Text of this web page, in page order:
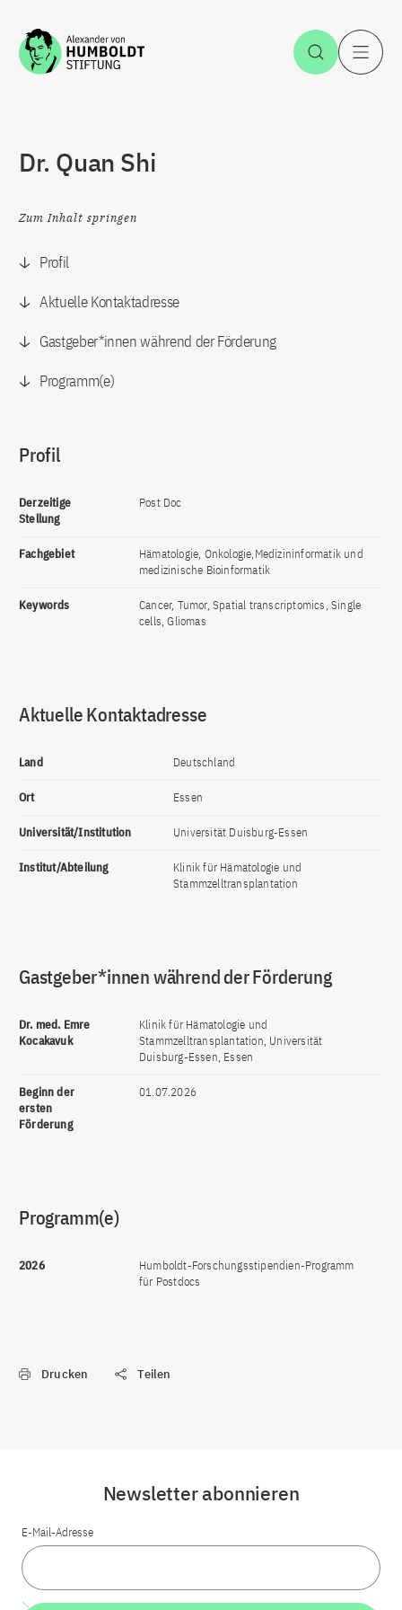
Zum Inhalt springen Suche
Dr. Quan Shi
Zum Inhalt springen
Profil
Aktuelle Kontaktadresse
Gastgeber*innen während der Förderung
Programm(e)
Profil
Derzeitige
Stellung
Post Doc
Fachgebiet
Hämatologie, Onkologie,Medizininformatik und
medizinische Bioinformatik
Keywords
Cancer, Tumor, Spatial transcriptomics, Single
cells, Gliomas
Aktuelle Kontaktadresse
Land Deutschland
Ort Essen
Universität/Institution Universität Duisburg-Essen
Institut/Abteilung
Klinik für Hämatologie und
Stammzelltransplantation
Gastgeber*innen während der Förderung
Dr. med. Emre
Kocakavuk
Klinik für Hämatologie und
Stammzelltransplantation, Universität
Duisburg-Essen, Essen
Beginn der
ersten
Förderung
01.07.2026
Programm(e)
2026
Humboldt-Forschungsstipendien-Programm
für Postdocs
Drucken Teilen
Newsletter abonnieren
E-Mail-Adresse